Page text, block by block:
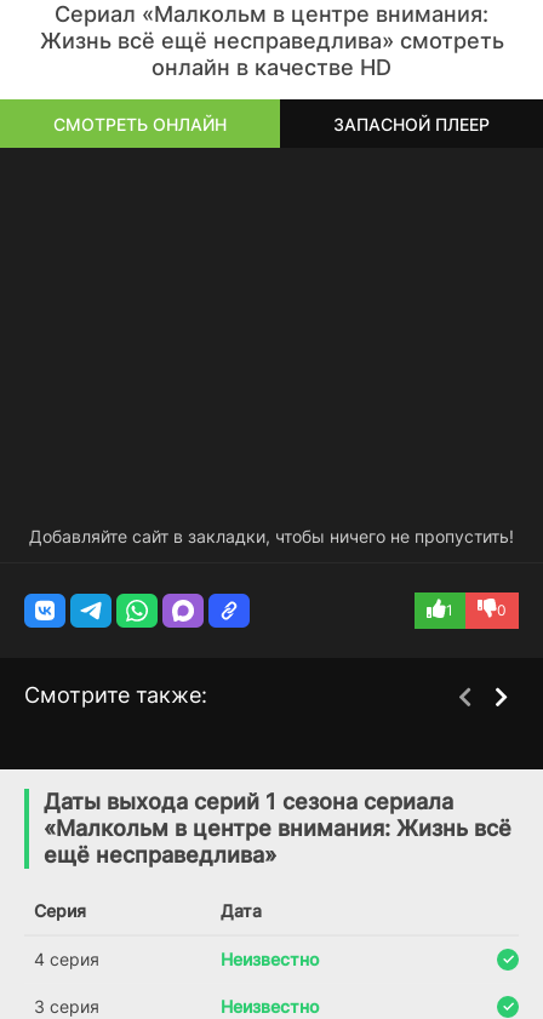
Сериал «Малкольм в центре внимания:
Жизнь всё ещё несправедлива» смотреть
онлайн в качестве HD
СМОТРЕТЬ ОНЛАЙН ЗАПАСНОЙ ПЛЕЕР
Добавляйте сайт в закладки, чтобы ничего не пропустить!
1 0
Смотрите также:
7.8 8.4 7.7 7.6
Даты выхода серий 1 сезона сериала
«Малкольм в центре внимания: Жизнь всё
ещё несправедлива»
Серия Дата
4 серия Неизвестно
3 серия Неизвестно